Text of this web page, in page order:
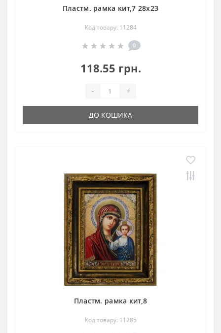
Пластм. рамка кит,7 28х23
Код товару: 11284
0
118.55 грн.
- +
ДО КОШИКА
Пластм. рамка кит,8
Код товару: 11285